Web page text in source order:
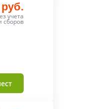
учета
сборов